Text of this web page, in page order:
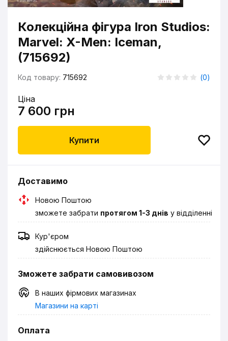
Колекційна фігура Iron Studios:
Marvel: X-Men: Iceman,
(715692)
Код товару: 715692 (0)
Ціна
7 600 грн
Купити
Доставимо
Новою Поштою
зможете забрати протягом 1-3 днів у відділенні
Кур'єром
здійснюється Новою Поштою
Зможете забрати самовивозом
В наших фірмових магазинах
Магазини на карті
Оплата